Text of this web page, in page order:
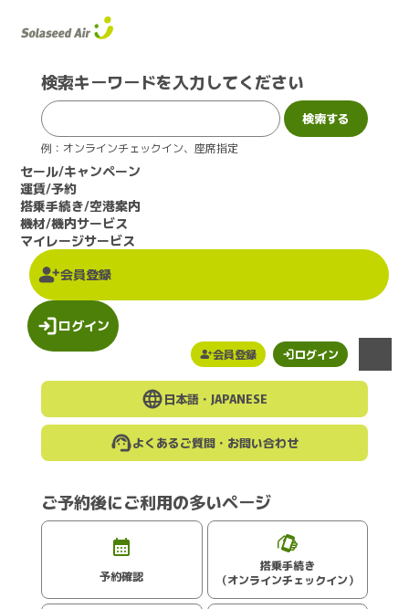
会員登録 ログイン
メニュー
検索キーワードを入力してください
例：オンラインチェックイン、座席指定
セール/キャンペーン
運賃/予約
搭乗手続き/空港案内
機材/機内サービス
マイレージサービス
会員登録
ログイン
日本語・ JAPANESE
よくあるご質問・お問い合わせ
ご予約後にご利用の多いページ
予約確認
搭乗手続き
（オンラインチェックイン）